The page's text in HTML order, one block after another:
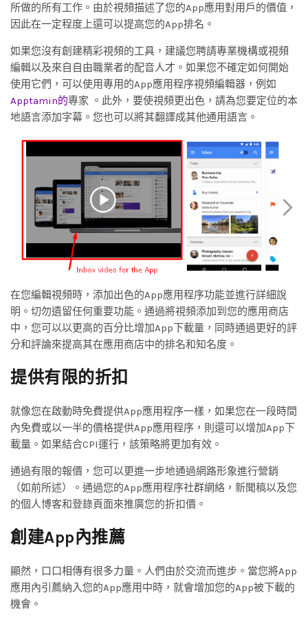
所做的所有工作。由於視頻描述了您的App應用對用戶的價值，
因此在一定程度上還可以提高您的App排名。
如果您沒有創建精彩視頻的工具，建議您聘請專業機構或視頻
編輯以及來自自由職業者的配音人才。如果您不確定如何開始
使用它們，可以使用專用的App應用程序視頻編輯器，例如
Apptamin的專家 。此外，要使視頻更出色，請為您要定位的本
地語言添加字幕。您也可以將其翻譯成其他通用語言。
在您編輯視頻時，添加出色的App應用程序功能並進行詳細說
明。切勿遺留任何重要功能。通過將視頻添加到您的應用商店
中，您可以以更高的百分比增加App下載量，同時通過更好的評
分和評論來提高其在應用商店中的排名和知名度。
提供有限的折扣
就像您在啟動時免費提供App應用程序一樣，如果您在一段時間
內免費或以一半的價格提供App應用程序，則還可以增加App下
載量。如果結合CPI運行，該策略將更加有效。
通過有限的報價，您可以更進一步地通過網路形象進行營銷
（如前所述）。通過您的App應用程序社群網絡，新聞稿以及您
的個人博客和登錄頁面來推廣您的折扣價。
創建App內推薦
顯然，口口相傳有很多力量。人們由於交流而進步。當您將App
應用內引薦納入您的App應用中時，就會增加您的App被下載的
機會。